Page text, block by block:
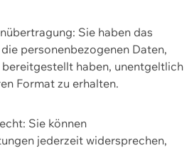
Sie haben das
personenbezogenen Daten,
bereitgestellt haben, unentgeltlich
Format zu erhalten.
Sie können
jederzeit widersprechen,